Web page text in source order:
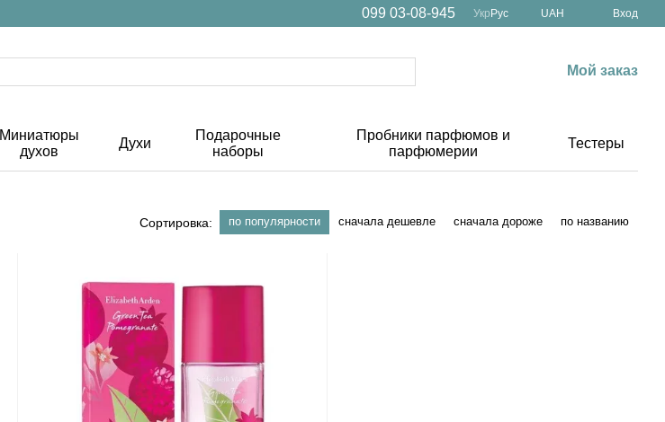
099 03-08-945 Укр Рус UAH Вход
Мой заказ
Миниатюры
духов
Духи
Подарочные
наборы
Пробники парфюмов и
парфюмерии
Тестеры
Сортировка: по популярности сначала дешевле сначала дороже по названию